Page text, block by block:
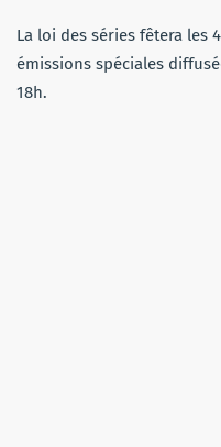
La loi des séries fêtera les
émissions spéciales
18h.